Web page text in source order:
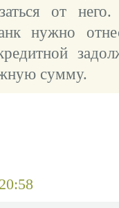
от
нужно
сумму.